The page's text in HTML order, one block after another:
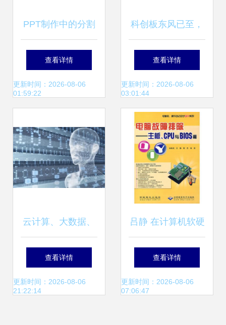
PPT制作中的分割
线效果 从基础到高
级的图文教程
查看详情
更新时间：2026-08-06
01:59:22
科创板东风已至，
计算机行业迎来新
机遇 节奏与逻辑重
演2009
查看详情
更新时间：2026-08-06
03:01:44
云计算、大数据、
人工智能 三位一体
的计算机软硬件新
查看详情
更新时间：2026-08-06
21:22:14
吕静 在计算机软硬
件交织的世界里探
索未来
查看详情
更新时间：2026-08-06
07:06:47